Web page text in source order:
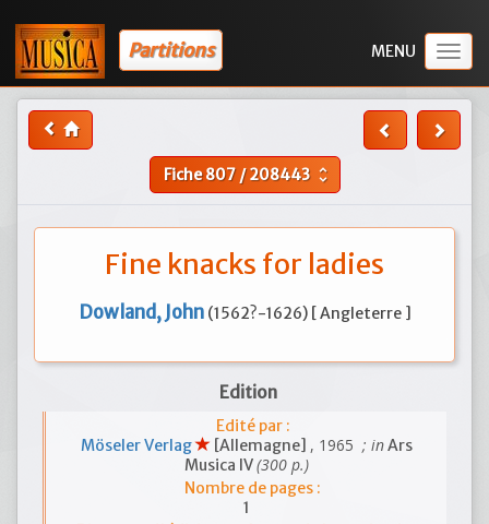
Partitions
Fiche807/208443 unfold_more
Fine knacks for ladies
Dowland, John (1562?-1626) [ Angleterre ]
Edition
Edité par :
Möseler Verlag
[Allemagne] , 1965 ; inArs
Musica IV(300 p.)
Nombre de pages :
1